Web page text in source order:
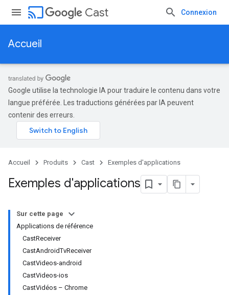
cast Cast Connexion
Accueil
Google utilise la technologie IA pour traduire le contenu dans votre
langue préférée. Les traductions générées par IA peuvent
contenir des erreurs.
Accueil Produits Cast Exemples d'applications
Exemples d'applications
Sur cette page
Applications de référence
CastReceiver
CastAndroidTvReceiver
CastVideos-android
CastVideos-ios
CastVidéos – Chrome